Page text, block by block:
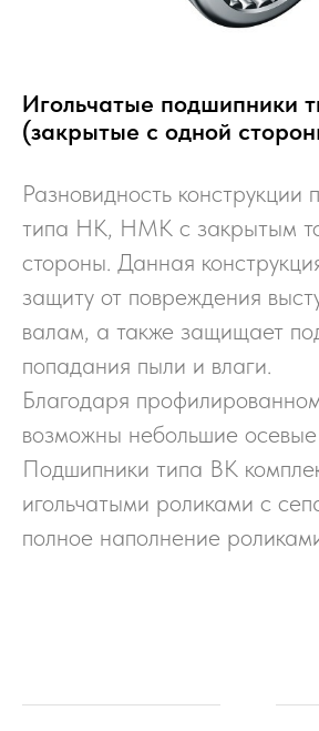
Игольчатые подшипники
(закрытые с одной
Разновидность конструкции
типа HK, HMK с закрытым
стороны. Данная
защиту от повреждения
валам, а также защищает
попадания пыли и влаги.
Благодаря
возможны небольшие осевые
Подшипники типа BK
игольчатыми роликами с
полное наполнение